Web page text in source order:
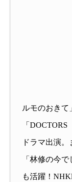
ルモのおきて
「
ドラマ出演。
「林修の今
も活躍！